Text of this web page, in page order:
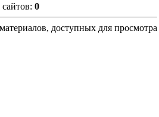
: 0
доступных для просмотра